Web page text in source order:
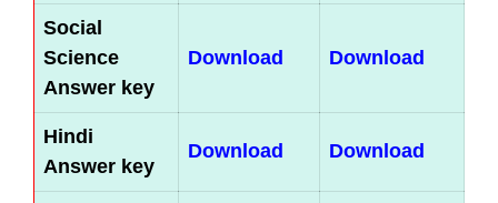
Social
Science
Answer key
Download Download
Hindi
Answer key
Download Download